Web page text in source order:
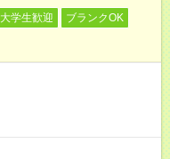
大学生歓迎
ブランクOK